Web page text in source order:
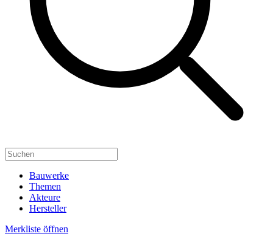
Bauwerke
Themen
Akteure
Hersteller
Merkliste öffnen